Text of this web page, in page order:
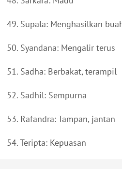
49. Supala: Menghasilkan
50. Syandana: Mengalir terus
51. Sadha: Berbakat, terampil
52. Sadhil: Sempurna
53. Rafandra: Tampan, jantan
54. Teripta: Kepuasan